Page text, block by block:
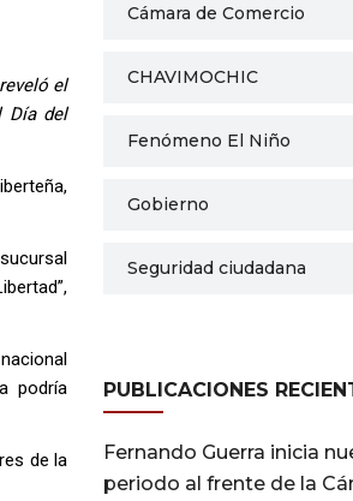
el
Día del
podría
de la
Cámara de Comercio
CHAVIMOCHIC
Fenómeno El Niño
Gobierno
Seguridad ciudadana
PUBLICACIONES
Fernando Guerra inicia
periodo al frente de la